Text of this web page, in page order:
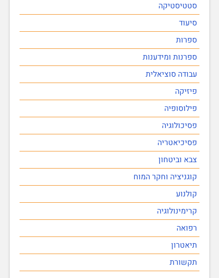
סטטיסטיקה
סיעוד
ספרות
ספרנות ומידענות
עבודה סוציאלית
פיזיקה
פילוסופיה
פסיכולוגיה
פסיכיאטריה
צבא וביטחון
קוגניציה וחקר המוח
קולנוע
קרימינולוגיה
רפואה
תיאטרון
תקשורת